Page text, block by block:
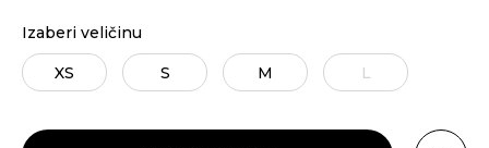
Izaberi veličinu
XS S M L